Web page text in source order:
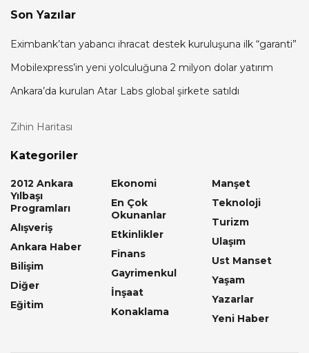
Son Yazılar
Eximbank’tan yabancı ihracat destek kuruluşuna ilk “garanti”
Mobilexpress’in yeni yolculuğuna 2 milyon dolar yatırım
Ankara’da kurulan Atar Labs global şirkete satıldı
Zihin Haritası
Kategoriler
2012 Ankara
Yılbaşı
Programları
Alışveriş
Ankara Haber
Bilişim
Diğer
Eğitim
Ekonomi
En Çok
Okunanlar
Etkinlikler
Finans
Gayrimenkul
İnşaat
Konaklama
Manşet
Teknoloji
Turizm
Ulaşım
Ust Manset
Yaşam
Yazarlar
Yeni Haber